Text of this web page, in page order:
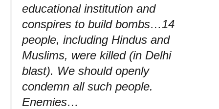
educational institution and
conspires to build bombs…14
people, including Hindus and
Muslims, were killed (in Delhi
blast). We should openly
condemn all such people.
Enemies…